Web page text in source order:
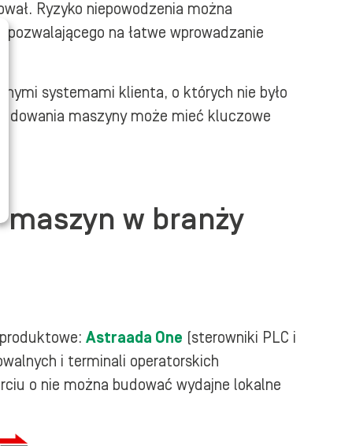
Ryzyko niepowodzenia można
na łatwe wprowadzanie
systemami klienta, o których nie było
maszyny może mieć kluczowe
w branży
Astraada One (sterowniki PLC i
i terminali operatorskich
o nie można budować wydajne lokalne